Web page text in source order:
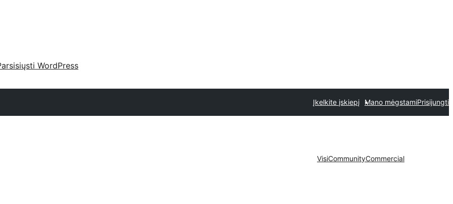
WordPress
Įkelkite įskiepį Mano mėgstamiPrisijungti
VisiCommunityCommercial